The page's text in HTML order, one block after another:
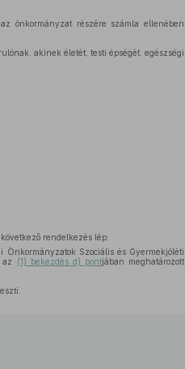
önkormányzat részére számla ellenében
akinek életét, testi épségét, egészségi
rendelkezés lép:
Önkormányzatok Szociális és Gyermekjóléti
az
(1) bekezdés d) pontjában meghatározott